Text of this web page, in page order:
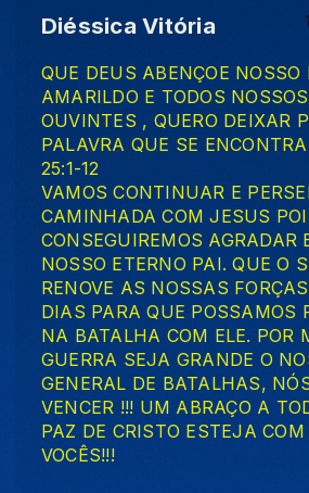
Diéssica Vitória
QUE DEUS ABENÇOE NOSSO
AMARILDO E TODOS
OUVINTES , QUERO DEIXAR
PALAVRA QUE SE
25:1-12
VAMOS CONTINUAR E
CAMINHADA COM JESUS
CONSEGUIREMOS AGRADAR
NOSSO ETERNO PAI. QUE O
RENOVE AS NOSSAS
DIAS PARA QUE POSSAMOS
NA BATALHA COM ELE. POR
GUERRA SEJA GRANDE O
GENERAL DE BATALHAS,
VENCER !!! UM ABRAÇO A
PAZ DE CRISTO ESTEJA COM
VOCÊS!!!